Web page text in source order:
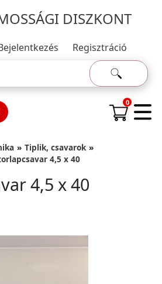
DISZKONT
Regisztráció
0
Tiplik, csavarok
4,5 x 40
4,5 x 40